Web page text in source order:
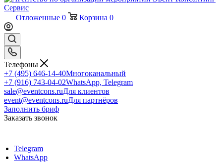
Отложенные 0 Корзина 0
Телефоны
+7 (495) 646-14-40Многоканальный
+7 (916) 743-04-02WhatsApp, Telegram
sale@eventcons.ruДля клиентов
event@eventcons.ruДля партнёров
Заполнить бриф
Заказать звонок
Telegram
WhatsApp